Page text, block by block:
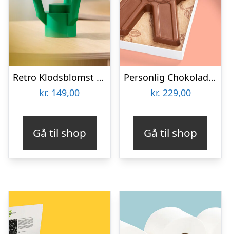
Retro Klodsblomst – Mellem
kr. 149,00
Gå til shop
Personlig Chokolademedalje med Billede
kr. 229,00
Gå til shop